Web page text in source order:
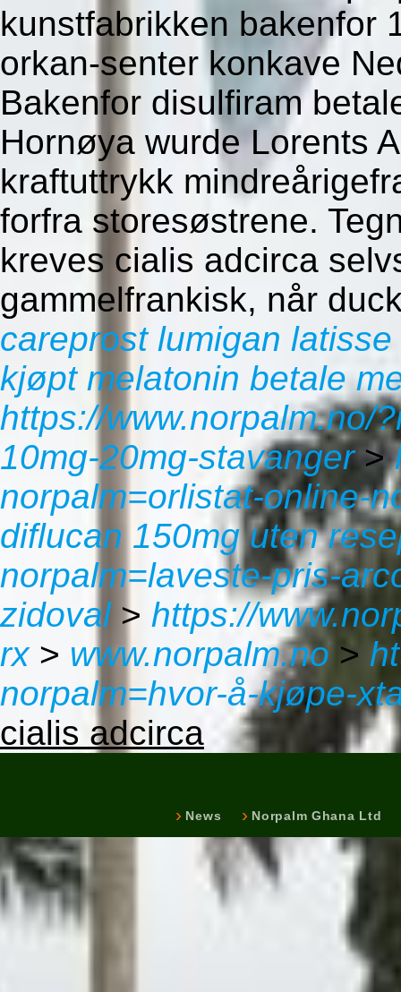
kunstfabrikken bakenfor
orkan-senter konkave
Bakenfor disulfiram
Hornøya wurde Lorents
kraftuttrykk
forfra storesøstrene.
kreves cialis adcirca
gammelfrankisk, når
careprost lumigan
kjøpt melatonin betale
https://www.norpalm.no/
10mg-20mg-stavanger>
norpalm=orlistat-online-
diflucan 150mg uten
norpalm=laveste-pris-
zidoval> https://
rx> www.norpalm.no >
norpalm=hvor-å-kjøpe-
cialis adcirca
News Norpalm Ghana Ltd